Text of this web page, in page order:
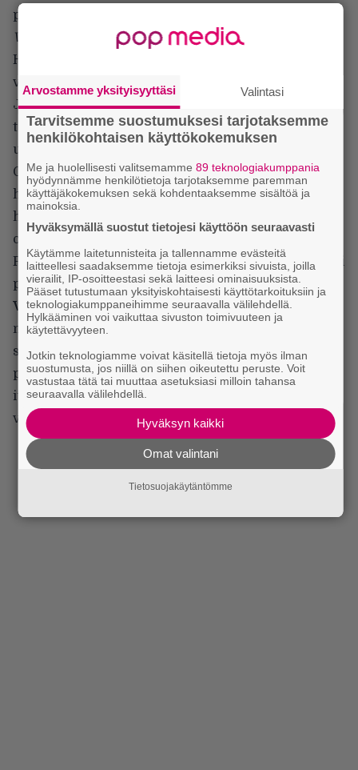
pahuuksia.
Vangitut
on täydellisesti näyttelijöiden, erityisesti
Hugh Jackmanin ja Jake Gyllenhaalin elokuva,
vaikka suoritukset ovat mainioita kautta linjan.
Jackman on loistava pieniin oljenkorsiin
takertuvana isänä, joka on tietoisesti valmis
uhraamaan sielunsa tyttärensä pelastaakseen.
Gyllenhaal esittää poliisia, jonka on joka hetki
hillittävä itsensä, jotta säilyttää kontrollin
hysteeristen vanhempien keskellä, mutta jota ajavat
omat demonit.
Parhaan vieraskielisen elokuvan Oscar-ehdokkaaksi
päässeelläIncendiesilläitsensä läpi lyönytDenis
Villeneuveluo pienin vedoin mutta tehokkaasti
maailman, joka vaikuttaa hetki hetkeltä
synkemmältä, pelottavammalta ja yhä enemmän
pahuuden riivaamalta. Hän tekee sen vieläpä ilman
itsetarkoituksellista mässäilyä, jolloin nopeat
väkivallan purskeet tuntuvat kahta kauheammilta.
Arvostamme yksityisyyttäsi Valintasi
Tarvitsemme suostumuksesi tarjotaksemme
henkilökohtaisen käyttökokemuksen
Me ja huolellisesti valitsemamme 89 teknologiakumppania
hyödynnämme henkilötietoja tarjotaksemme paremman
käyttäjäkokemuksen sekä kohdentaaksemme sisältöä ja
mainoksia.
Hyväksymällä suostut tietojesi käyttöön seuraavasti
Käytämme laitetunnisteita ja tallennamme evästeitä
laitteellesi saadaksemme tietoja esimerkiksi sivuista, joilla
vierailit, IP-osoitteestasi sekä laitteesi ominaisuuksista.
Pääset tutustumaan yksityiskohtaisesti käyttötarkoituksiin ja
teknologiakumppaneihimme seuraavalla välilehdellä.
Hylkääminen voi vaikuttaa sivuston toimivuuteen ja
käytettävyyteen.
Jotkin teknologiamme voivat käsitellä tietoja myös ilman
suostumusta, jos niillä on siihen oikeutettu peruste. Voit
vastustaa tätä tai muuttaa asetuksiasi milloin tahansa
seuraavalla välilehdellä.
Hyväksyn kaikki
Omat valintani
Tietosuojakäytäntömme